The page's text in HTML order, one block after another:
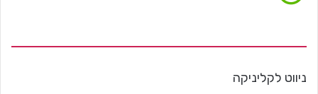
ניווט לקליניקה